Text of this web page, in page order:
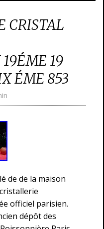
CRISTAL
19
ÉME 853
de de la maison
officiel parisien.
dépôt des